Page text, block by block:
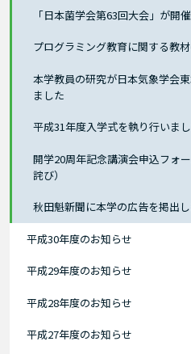
「日本菌学会第63回大会」が開
プログラミング教育に関する教
本学教員の研究が日本気象学会
ました
平成31年度入学式を執り行いま
開学20周年記念講演会申込フォ
詫び）
秋田魁新聞に本学の広告を掲出
平成30年度のお知らせ
平成29年度のお知らせ
平成28年度のお知らせ
平成27年度のお知らせ